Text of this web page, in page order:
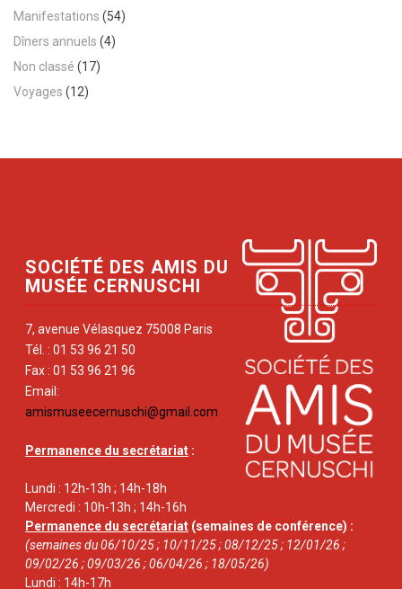
Manifestations (54)
Dîners annuels (4)
Non classé (17)
Voyages (12)
SOCIÉTÉ DES AMIS DU
MUSÉE CERNUSCHI
7, avenue Vélasquez 75008 Paris
Tél. : 01 53 96 21 50
Fax : 01 53 96 21 96
Email:
amismuseecernuschi@gmail.com
Permanence du secrétariat :
Lundi : 12h-13h ; 14h-18h
Mercredi : 10h-13h ; 14h-16h
Permanence du secrétariat (semaines de conférence) :
(semaines du 06/10/25 ; 10/11/25 ; 08/12/25 ; 12/01/26 ;
09/02/26 ; 09/03/26 ; 06/04/26 ; 18/05/26)
Lundi : 14h-17h